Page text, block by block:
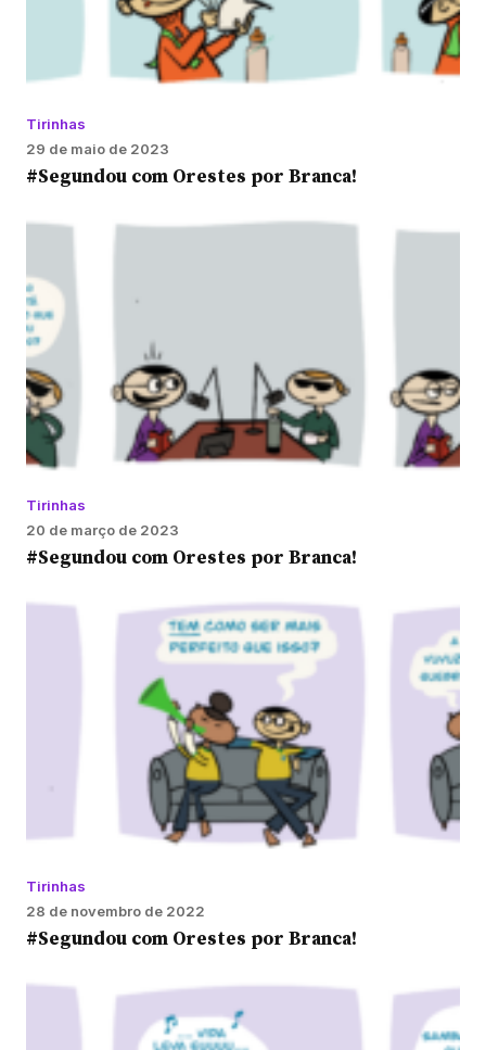
Tirinhas
29 de maio de 2023
#Segundou com Orestes por Branca!
Tirinhas
20 de março de 2023
#Segundou com Orestes por Branca!
Tirinhas
28 de novembro de 2022
#Segundou com Orestes por Branca!